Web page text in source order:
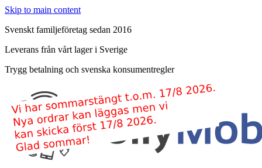
Skip to main content
Svenskt familjeföretag sedan 2016
Leverans från vårt lager i Sverige
Trygg betalning och svenska konsumentregler